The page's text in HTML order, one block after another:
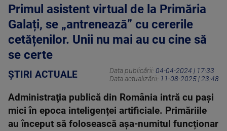
Primul asistent virtual de la Primăria
Galați, se „antrenează” cu cererile
cetățenilor. Unii nu mai au cu cine să
se certe
ȘTIRI ACTUALE Data publicării: 04-04-2024 | 17:33
Data actualizării: 11-08-2025 | 23:48
Administraţia publică din România intră cu pași
mici în epoca inteligenței artificiale. Primăriile
au început să folosească așa-numitul funcționar